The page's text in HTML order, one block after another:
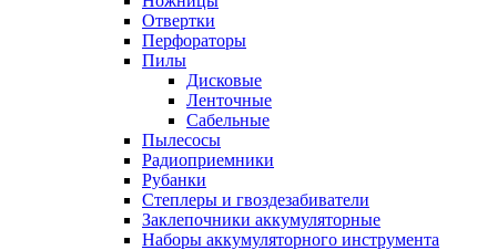
Отвертки
Перфораторы
Пилы
Дисковые
Ленточные
Сабельные
Пылесосы
Радиоприемники
Рубанки
Степлеры и гвоздезабиватели
Заклепочники аккумуляторные
Наборы аккумуляторного инструмента